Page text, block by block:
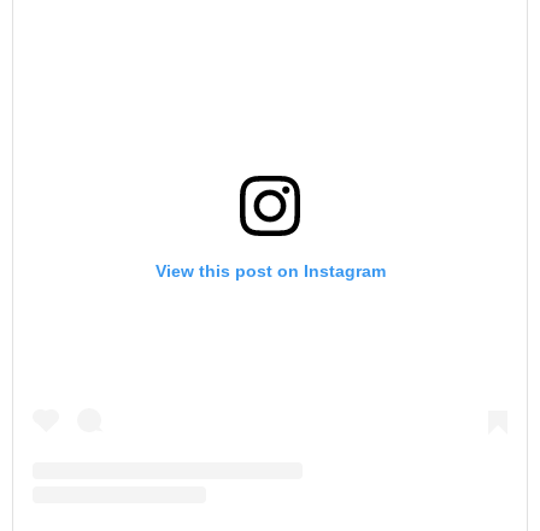
View this post on Instagram